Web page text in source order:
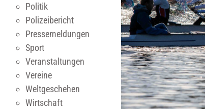
Politik
Polizeibericht
Pressemeldungen
Sport
Veranstaltungen
Vereine
Weltgeschehen
Wirtschaft